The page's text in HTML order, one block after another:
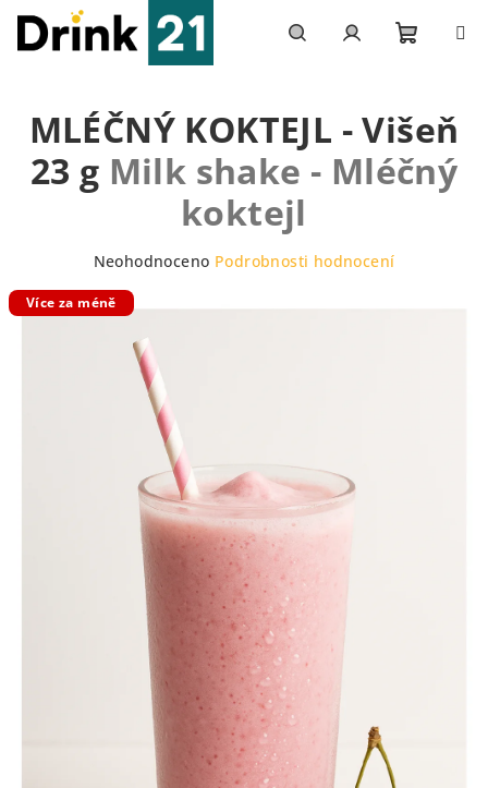
obsah
košík
MLÉČNÝ KOKTEJL - Višeň
23 g Milk shake - Mléčný
koktejl
Průměrné
produktu
hvězdiček.
Neohodnoceno Podrobnosti hodnocení
Více za méně